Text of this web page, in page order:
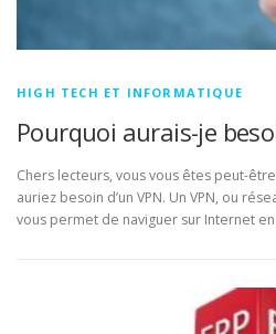
HIGH TECH ET INFORMATIQUE
Pourquoi aurais-je
Chers lecteurs, vous vous êtes peut-
auriez besoin d’un VPN. Un VPN, ou
vous permet de naviguer sur Internet